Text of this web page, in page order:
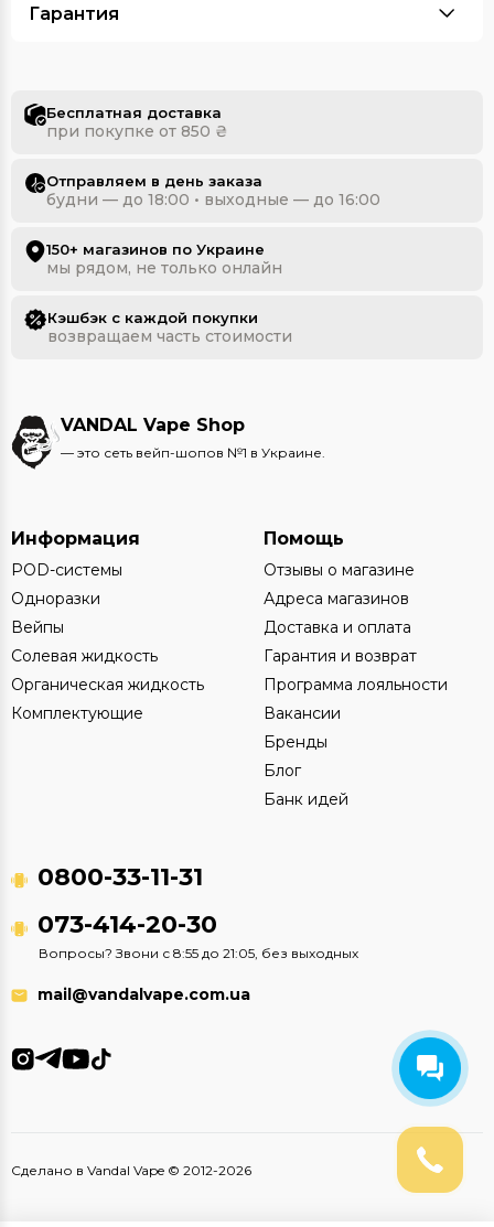
Гарантия
Бесплатная доставка
при покупке от 850 ₴
Отправляем в день заказа
будни — до 18:00 • выходные — до 16:00
150+ магазинов по Украине
мы рядом, не только онлайн
Кэшбэк с каждой покупки
возвращаем часть стоимости
VANDAL Vape Shop
— это сеть вейп-шопов №1 в Украине.
Информация
POD-системы
Одноразки
Вейпы
Солевая жидкость
Органическая жидкость
Комплектующие
Помощь
Отзывы о магазине
Адреса магазинов
Доставка и оплата
Гарантия и возврат
Программа лояльности
Вакансии
Бренды
Блог
Банк идей
0800-33-11-31
073-414-20-30
Вопросы? Звони с 8:55 до 21:05, без выходных
mail@vandalvape.com.ua
Сделано в Vandal Vape © 2012-2026